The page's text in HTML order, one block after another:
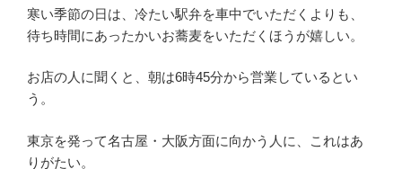
寒い季節の日は、冷たい駅弁を車中でいただくよりも、
待ち時間にあったかいお蕎麦をいただくほうが嬉しい。
お店の人に聞くと、朝は6時45分から営業しているとい
う。
東京を発って名古屋・大阪方面に向かう人に、これはあ
りがたい。